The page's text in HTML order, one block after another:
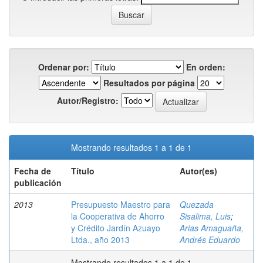
Ordenar por:
En orden:
Resultados por página
Autor/Registro:
Mostrando resultados 1 a 1 de 1
Fecha de
publicación
Título Autor(es)
2013
Presupuesto Maestro para
la Cooperativa de Ahorro
y Crédito Jardín Azuayo
Ltda., año 2013
Quezada
Sisalima, Luis;
Arias Amaguaña,
Andrés Eduardo